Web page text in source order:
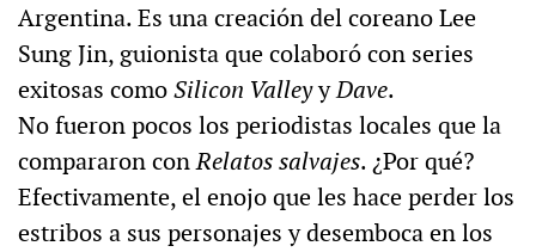
Argentina. Es una creación del coreano Lee
Sung Jin, guionista que colaboró con series
exitosas comoSilicon ValleyyDave.
No fueron pocos los periodistas locales que la
compararon conRelatos salvajes. ¿Por qué?
Efectivamente, el enojo que les hace perder los
estribos a sus personajes y desemboca en los